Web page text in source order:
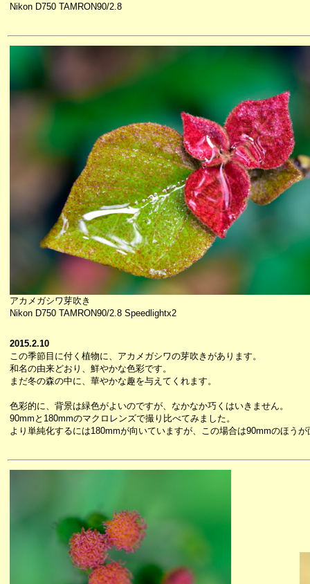
Nikon D750 TAMRON90/2.8
アカメガシワ芽吹き
Nikon D750 TAMRON90/2.8 Speedlightx2
2015.2.10
この季節目に付く植物に、アカメガシワの芽吹きがあります。
和名の由来どおり、鮮やかな色彩です。
まだ冬の森の中に、華やかな趣を与えてくれます。
色彩的に、背景は緑色がよいのですが、なかなか巧くはいきません。
90mmと180mmのマクロレンズで撮り比べてみました。
より単純化するには180mmが向いていますが、この場合は90mmのほう